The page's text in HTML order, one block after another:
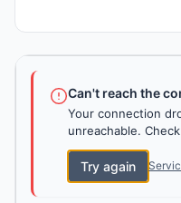
Can't reach the
Your connection
unreachable.
Try again